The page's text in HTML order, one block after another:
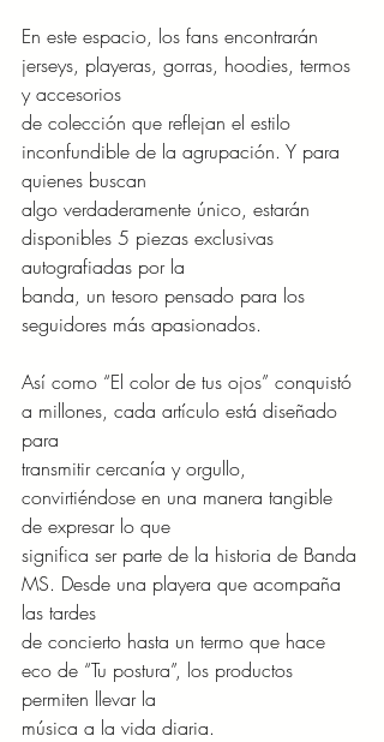
En este espacio, los fans encontrarán
jerseys, playeras, gorras, hoodies, termos
y accesorios
de colección que reflejan el estilo
inconfundible de la agrupación. Y para
quienes buscan
algo verdaderamente único, estarán
disponibles 5 piezas exclusivas
autografiadas por la
banda, un tesoro pensado para los
seguidores más apasionados.
Así como “El color de tus ojos” conquistó
a millones, cada artículo está diseñado
para
transmitir cercanía y orgullo,
convirtiéndose en una manera tangible
de expresar lo que
significa ser parte de la historia de Banda
MS. Desde una playera que acompaña
las tardes
de concierto hasta un termo que hace
eco de “Tu postura”, los productos
permiten llevar la
música a la vida diaria.